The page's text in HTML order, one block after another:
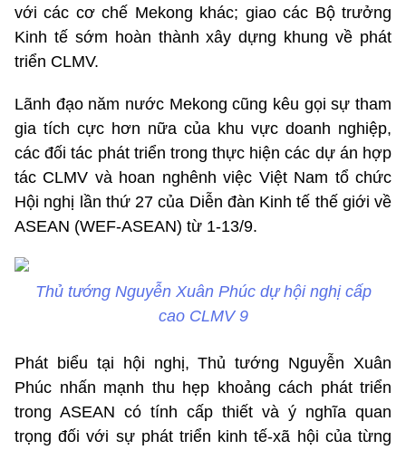
với các cơ chế Mekong khác; giao các Bộ trưởng
Kinh tế sớm hoàn thành xây dựng khung về phát
triển CLMV.
Lãnh đạo năm nước Mekong cũng kêu gọi sự tham
gia tích cực hơn nữa của khu vực doanh nghiệp,
các đối tác phát triển trong thực hiện các dự án hợp
tác CLMV và hoan nghênh việc Việt Nam tổ chức
Hội nghị lần thứ 27 của Diễn đàn Kinh tế thế giới về
ASEAN (WEF-ASEAN) từ 1-13/9.
Thủ tướng Nguyễn Xuân Phúc dự hội nghị cấp
cao CLMV 9
Phát biểu tại hội nghị, Thủ tướng Nguyễn Xuân
Phúc nhấn mạnh thu hẹp khoảng cách phát triển
trong ASEAN có tính cấp thiết và ý nghĩa quan
trọng đối với sự phát triển kinh tế-xã hội của từng